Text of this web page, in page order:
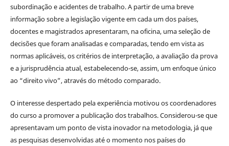
subordinação e acidentes de trabalho. A partir de uma breve
informação sobre a legislação vigente em cada um dos países,
docentes e magistrados apresentaram, na oficina, uma seleção de
decisões que foram analisadas e comparadas, tendo em vista as
normas aplicáveis, os critérios de interpretação, a avaliação da prova
e a jurisprudência atual, estabelecendo-se, assim, um enfoque único
ao “direito vivo”, através do método comparado.
O interesse despertado pela experiência motivou os coordenadores
do curso a promover a publicação dos trabalhos. Considerou-se que
apresentavam um ponto de vista inovador na metodologia, já que
as pesquisas desenvolvidas até o momento nos países do